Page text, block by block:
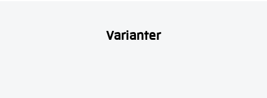
Varianter